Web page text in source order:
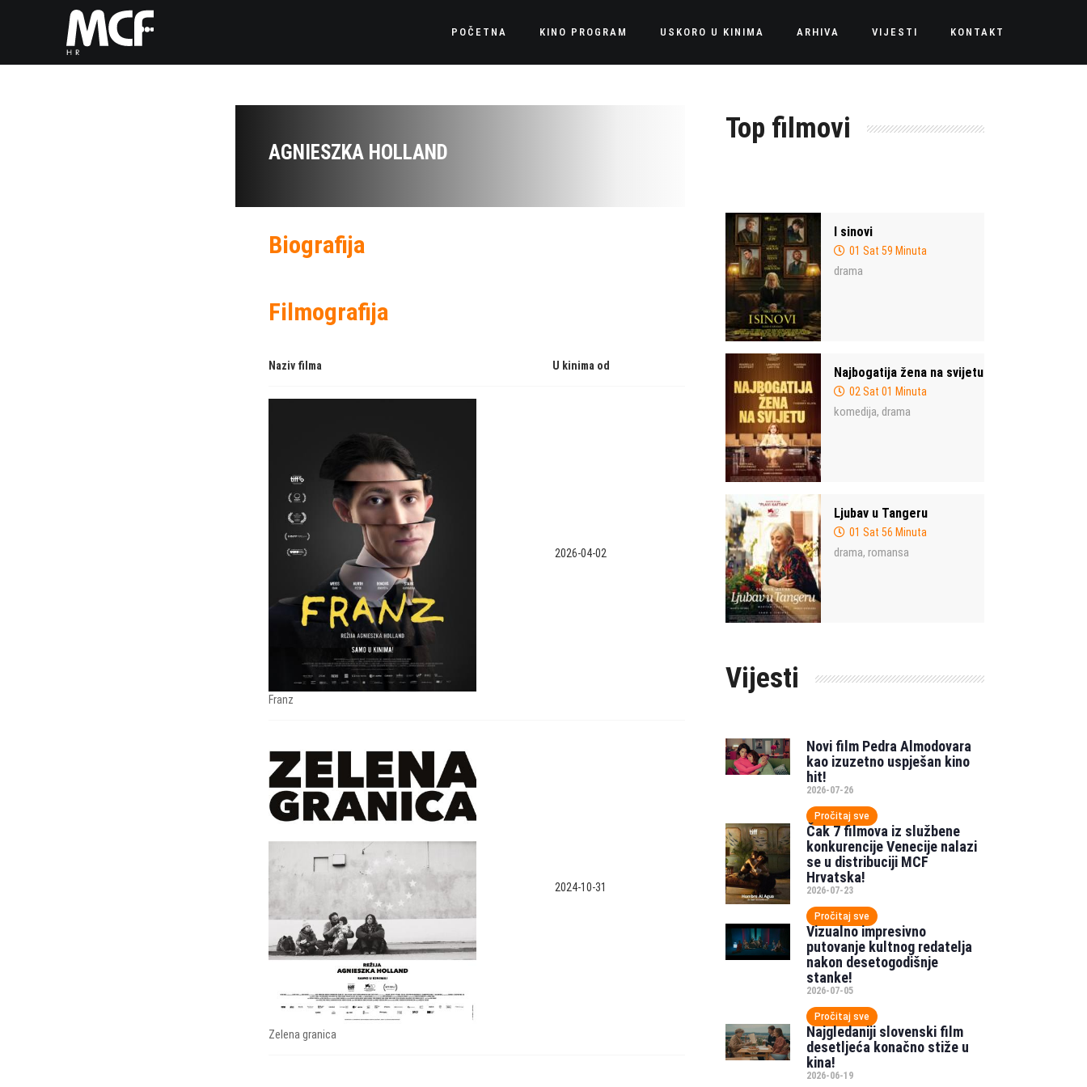
POČETNA KINO PROGRAM USKORO U KINIMA ARHIVA VIJESTI KONTAKT
AGNIESZKA HOLLAND
Biografija
Filmografija
Naziv filma U kinima od
Franz
2026-04-02
Zelena granica
2024-10-31
Top filmovi
I sinovi
01 Sat 59 Minuta
drama
Najbogatija žena na svijetu
02 Sat 01 Minuta
komedija, drama
Ljubav u Tangeru
01 Sat 56 Minuta
drama, romansa
Vijesti
Novi film Pedra Almodovara
kao izuzetno uspješan kino
hit!
2026-07-26
Pročitaj sve
Čak 7 filmova iz službene
konkurencije Venecije nalazi
se u distribuciji MCF
Hrvatska!
2026-07-23
Pročitaj sve
Vizualno impresivno
putovanje kultnog redatelja
nakon desetogodišnje
stanke!
2026-07-05
Pročitaj sve
Najgledaniji slovenski film
desetljeća konačno stiže u
kina!
2026-06-19